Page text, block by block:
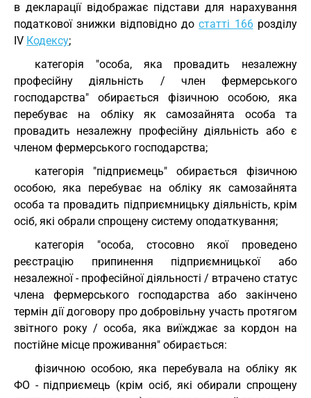
в декларації відображає підстави для нарахування
податкової знижки відповідно достатті 166розділу
IV Кодексу;
категорія "особа, яка провадить незалежну
професійну діяльність / член фермерського
господарства" обирається фізичною особою, яка
перебуває на обліку як самозайнята особа та
провадить незалежну професійну діяльність або є
членом фермерського господарства;
категорія "підприємець" обирається фізичною
особою, яка перебуває на обліку як самозайнята
особа та провадить підприємницьку діяльність, крім
осіб, які обрали спрощену систему оподаткування;
категорія "особа, стосовно якої проведено
реєстрацію припинення підприємницької або
незалежної - професійної діяльності / втрачено статус
члена фермерського господарства або закінчено
термін дії договору про добровільну участь протягом
звітного року / особа, яка виїжджає за кордон на
постійне місце проживання" обирається:
фізичною особою, яка перебувала на обліку як
ФО - підприємець (крім осіб, які обирали спрощену